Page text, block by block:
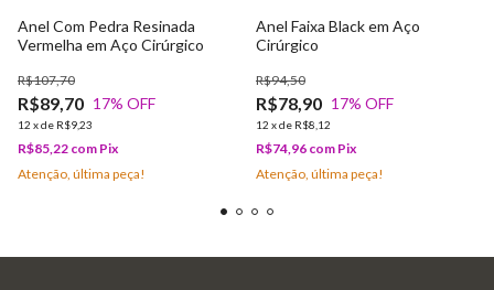
Anel Com Pedra Resinada
Vermelha em Aço Cirúrgico
R$89,70
R$107,70
17% OFF
12 xde R$9,23
R$85,22 com Pix
Atenção, última peça!
Anel Faixa Black em Aço
Cirúrgico
R$78,90
R$94,50
17% OFF
12 xde R$8,12
R$74,96 com Pix
Atenção, última peça!